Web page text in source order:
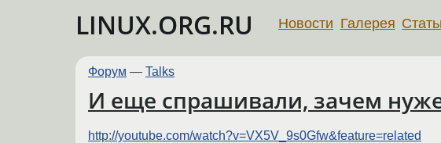
LINUX.ORG.RU Новости Галерея
Форум — Talks
И еще спрашивали, зачем
http://youtube.com/watch?v=VX5V_9s0Gfw&feature=related